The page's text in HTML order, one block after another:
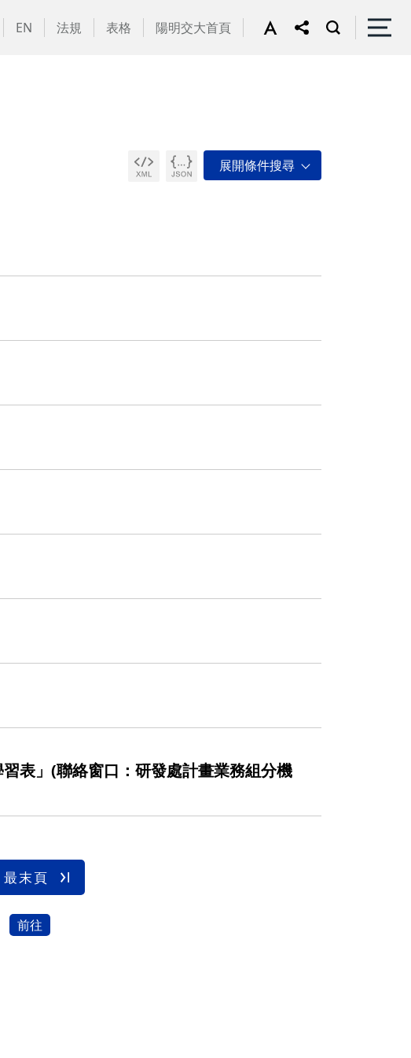
EN 法規 表格 陽明交大首頁
表」(聯絡窗口：研發處計畫業務組分機
最末頁
前往